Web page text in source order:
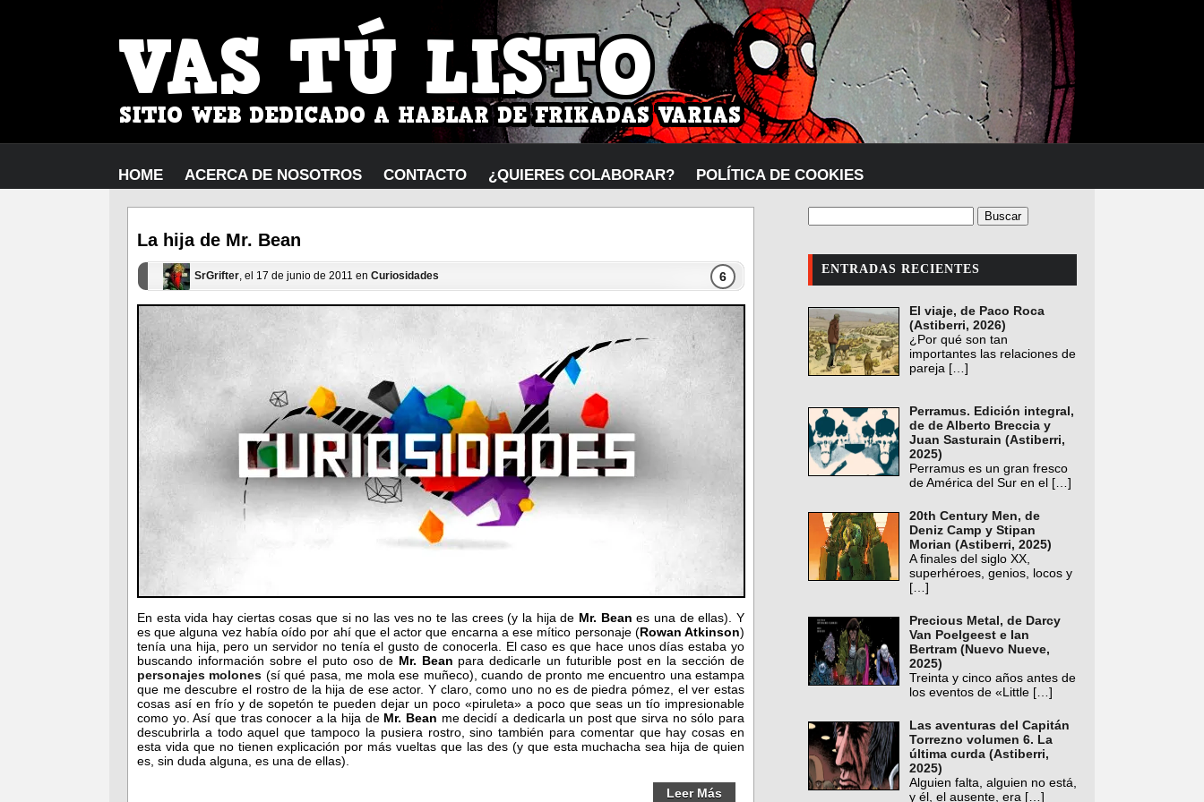
HOME ACERCA DE NOSOTROS CONTACTO ¿QUIERES COLABORAR? POLÍTICA DE COOKIES
La hija de Mr. Bean
SrGrifter, el 17 de junio de 2011 en Curiosidades 6
En esta vida hay ciertas cosas que si no las ves no te las crees (y la hija de Mr. Bean es una de ellas). Y
es que alguna vez había oído por ahí que el actor que encarna a ese mítico personaje (Rowan Atkinson)
tenía una hija, pero un servidor no tenía el gusto de conocerla. El caso es que hace unos días estaba yo
buscando información sobre el puto oso de Mr. Bean para dedicarle un futurible post en la sección de
personajes molones (sí qué pasa, me mola ese muñeco), cuando de pronto me encuentro una estampa
que me descubre el rostro de la hija de ese actor. Y claro, como uno no es de piedra pómez, el ver estas
cosas así en frío y de sopetón te pueden dejar un poco «piruleta» a poco que seas un tío impresionable
como yo. Así que tras conocer a la hija de Mr. Bean me decidí a dedicarla un post que sirva no sólo para
descubrirla a todo aquel que tampoco la pusiera rostro, sino también para comentar que hay cosas en
esta vida que no tienen explicación por más vueltas que las des (y que esta muchacha sea hija de quien
es, sin duda alguna, es una de ellas).
Leer Más
ENTRADAS RECIENTES
El viaje, de Paco Roca
(Astiberri, 2026)
¿Por qué son tan
importantes las relaciones de
pareja […]
Perramus. Edición integral,
de de Alberto Breccia y
Juan Sasturain (Astiberri,
2025)
Perramus es un gran fresco
de América del Sur en el […]
20th Century Men, de
Deniz Camp y Stipan
Morian (Astiberri, 2025)
A finales del siglo XX,
superhéroes, genios, locos y
[…]
Precious Metal, de Darcy
Van Poelgeest e Ian
Bertram (Nuevo Nueve,
2025)
Treinta y cinco años antes de
los eventos de «Little […]
Las aventuras del Capitán
Torrezno volumen 6. La
última curda (Astiberri,
2025)
Alguien falta, alguien no está,
y él, el ausente, era […]